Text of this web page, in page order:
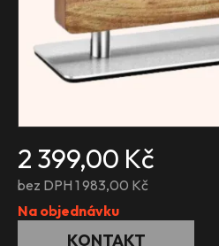
2 399,00 Kč
bez DPH 1 983,00 Kč
Na objednávku
KONTAKT